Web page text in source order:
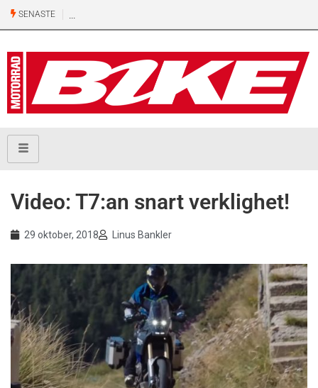
SENASTE
Video: T7:an snart verklighet!
29 oktober, 2018 Linus Bankler